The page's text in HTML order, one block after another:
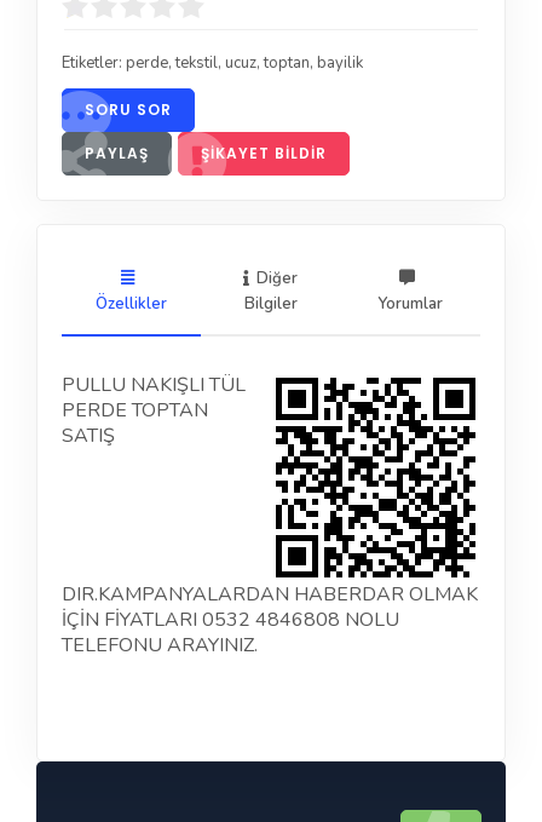
Etiketler: perde,tekstil, ucuz,toptan, bayilik
SORU SOR
PAYLAŞ ŞIKAYET BILDIR
Özellikler
Diğer
Bilgiler
Yorumlar
PULLU NAKIŞLI TÜL
PERDE TOPTAN
SATIŞ
DIR.KAMPANYALARDAN HABERDAR OLMAK
İÇİN FİYATLARI 0532 4846808 NOLU
TELEFONU ARAYINIZ.